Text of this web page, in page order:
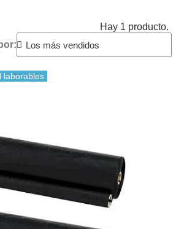
Hay 1 producto.
laborables